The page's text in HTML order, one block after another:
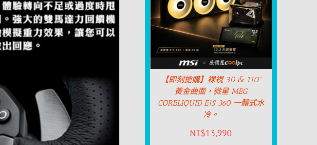
【即刻搶購】裸視 3D & 110°
黃金曲面，微星 MEG
CORELIQUID E15 360 一體式水
冷。
NT$13,990